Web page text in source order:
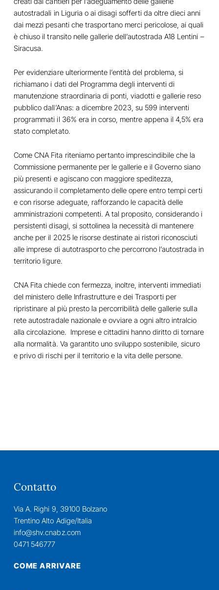
autostradali in Liguria o ai disagi sofferti da oltre dieci anni
dai mezzi pesanti che trasportano merci pericolose, ai quali
è chiuso il transito nelle gallerie dell’autostrada A18 Lentini –
Siracusa.
Per evidenziare ulteriormente l’entità del problema, si
richiamano i dati del Programma degli interventi di
manutenzione straordinaria di ponti, viadotti e gallerie reso
pubblico dall’Anas: a dicembre 2023, su 599 interventi
programmati il 36% era in corso, mentre appena il 4,5% era
stato completato.
Come CNA Fita riteniamo pertanto imprescindibile che la
Commissione permanente per le gallerie e il Governo siano
più presenti e agiscano con maggiore speditezza,
assicurando il completamento delle opere entro tempi certi
e con risorse adeguate, rafforzando le capacità delle
amministrazioni competenti. A tal proposito, considerando i
persistenti disagi, si sottolinea la necessità di mantenere
anche per il 2025 le risorse destinate ai ristori riconosciuti
alle imprese di autotrasporto che percorrono l’autostrada in
territorio ligure.
CNA Fita chiede con fermezza, inoltre, interventi immediati
del ministero delle Infrastrutture e dei Trasporti per
ripristinare al più presto la percorribilità delle gallerie sulla
rete autostradale nazionale e ovviare a ogni altro intralcio
alla circolazione. Imprese e cittadini hanno diritto di tornare
alla normalità. Va garantito uno sviluppo sostenibile, sicuro
e privo di rischi per il territorio e la vita delle persone.
Contatto
Via A. Righi 9, 39100 Bolzano
Trentino Alto Adige/Italia
info@shv.cnabz.com
0471 546777
COME ARRIVARE